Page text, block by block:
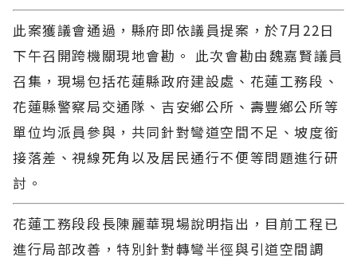
此案獲議會通過，縣府即依議員提案，於7月22日
下午召開跨機關現地會勘。 此次會勘由魏嘉賢議員
召集，現場包括花蓮縣政府建設處、花蓮工務段、
花蓮縣警察局交通隊、吉安鄉公所、壽豐鄉公所等
單位均派員參與，共同針對彎道空間不足、坡度銜
接落差、視線死角以及居民通行不便等問題進行研
討。
花蓮工務段段長陳麗華現場說明指出，目前工程已
進行局部改善，特別針對轉彎半徑與引道空間調